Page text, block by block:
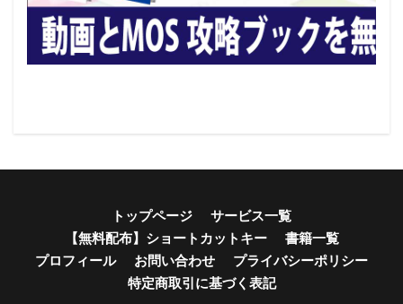
トップページ
サービス一覧
【無料配布】ショートカットキー
書籍一覧
プロフィール
お問い合わせ
プライバシーポリシー
特定商取引に基づく表記